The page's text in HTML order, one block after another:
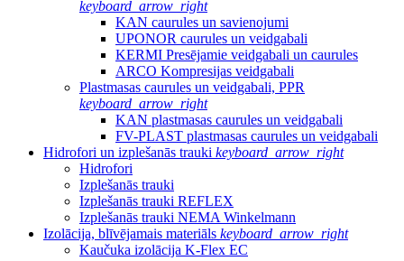
keyboard_arrow_right
KAN caurules un savienojumi
UPONOR caurules un veidgabali
KERMI Presējamie veidgabali un caurules
ARCO Kompresijas veidgabali
Plastmasas caurules un veidgabali, PPR
keyboard_arrow_right
KAN plastmasas caurules un veidgabali
FV-PLAST plastmasas caurules un veidgabali
Hidrofori un izplešanās trauki keyboard_arrow_right
Hidrofori
Izplešanās trauki
Izplešanās trauki REFLEX
Izplešanās trauki NEMA Winkelmann
Izolācija, blīvējamais materiāls keyboard_arrow_right
Kaučuka izolācija K-Flex EC